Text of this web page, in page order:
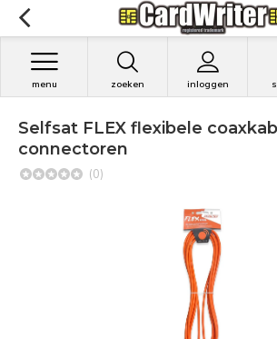
zoeken inloggen
menu
Selfsat FLEX flexibele
connectoren
(0)